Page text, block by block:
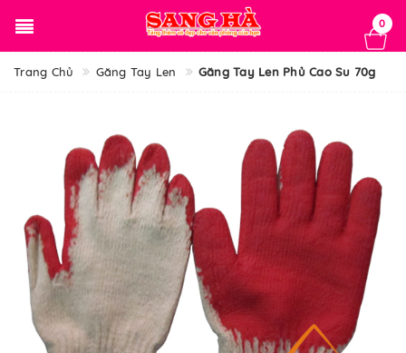
0
Trang Chủ Găng Tay Len Găng Tay Len Phủ Cao Su 70g